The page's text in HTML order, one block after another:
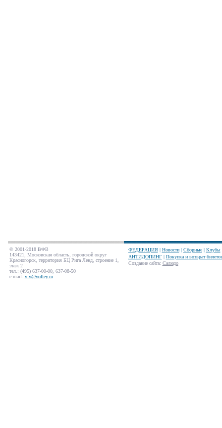
© 2001-2018 ВФВ
143421, Московская область, городской округ
Красногорск, территория БЦ Рига Ленд, строение 1,
этаж 2
тел.: (495) 637-00-00, 637-08-50
e-mail: vfv@volley.ru
ФЕДЕРАЦИЯ| Новости| Сборные| Клубы
АНТИДОПИНГ| Покупка и возврат
Создание сайта: Салюдо